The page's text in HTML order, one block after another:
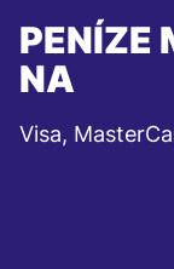
PENÍZE
NA
Visa,